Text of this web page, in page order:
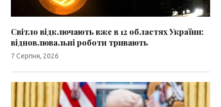
Світло відключають вже в 12 областях України:
відновлювальні роботи тривають
7 Серпня, 2026